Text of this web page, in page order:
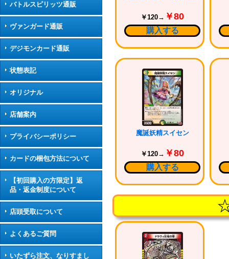
バトルスピリッツ通販
ヴァンガード通販
デジモンカード通販
状態表記
オリジナル
店舗案内
プライバシーポリシー
カードの梱包方法について
【初回購入の方限定】返
品・返金制度について
店頭受取について
よくあるご質問
いたずら注文、なりすまし
￥120→ ￥80
購入する
魔誕妖精スイセン
￥120→ ￥80
購入する